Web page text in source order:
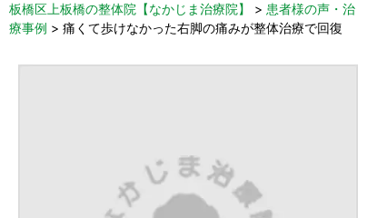
板橋区上板橋の整体院【なかじま治療院】 > 患者様の声・治
療事例 > 痛くて歩けなかった右脚の痛みが整体治療で回復